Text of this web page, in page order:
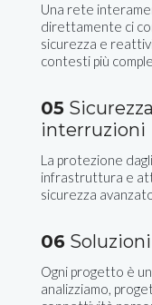
Una rete
direttamente ci
sicurezza e
contesti più
05
interruzioni
La protezione
infrastruttura e
sicurezza
06
Ogni progetto è
analizziamo,